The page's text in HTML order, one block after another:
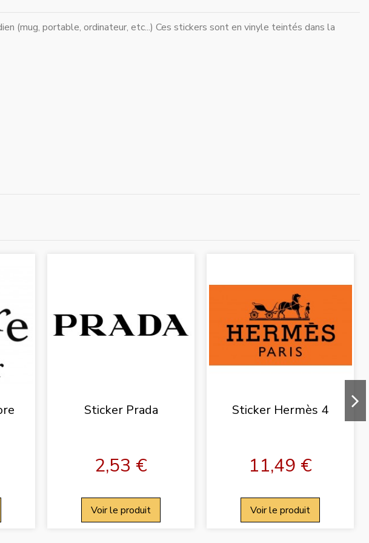
(mug, portable, ordinateur, etc...) Ces stickers sont en vinyle teintés dans la
Sticker Prada
2,53 €
Voir le produit
Sticker Hermès 4
11,49 €
Voir le produit